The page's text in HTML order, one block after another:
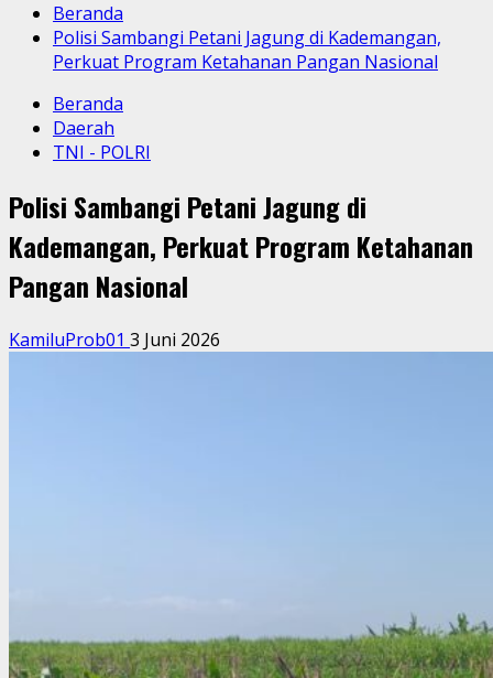
Beranda
Polisi Sambangi Petani Jagung di Kademangan,
Perkuat Program Ketahanan Pangan Nasional
Beranda
Daerah
TNI - POLRI
Polisi Sambangi Petani Jagung di
Kademangan, Perkuat Program Ketahanan
Pangan Nasional
KamiluProb01 3 Juni 2026